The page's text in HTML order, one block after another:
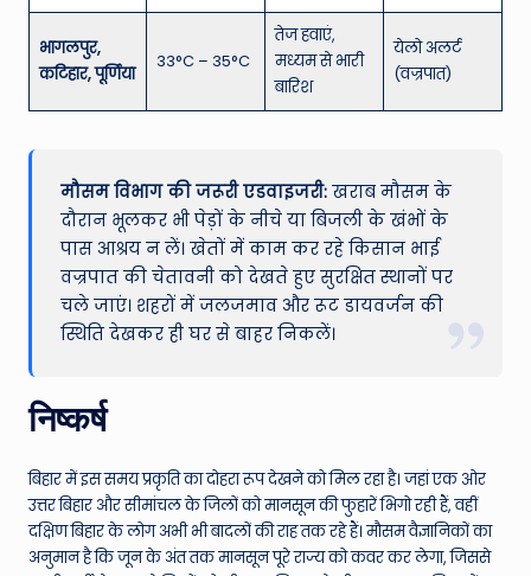
भागलपुर,
कटिहार, पूर्णिया
33°C – 35°C
तेज हवाएं,
मध्यम से भारी
बारिश
येलो अलर्ट
(वज्रपात)
मौसम विभाग की जरूरी एडवाइजरी: खराब मौसम के
दौरान भूलकर भी पेड़ों के नीचे या बिजली के खंभों के
पास आश्रय न लें। खेतों में काम कर रहे किसान भाई
वज्रपात की चेतावनी को देखते हुए सुरक्षित स्थानों पर
चले जाएं। शहरों में जलजमाव और रूट डायवर्जन की
स्थिति देखकर ही घर से बाहर निकलें।
निष्कर्ष
बिहार में इस समय प्रकृति का दोहरा रूप देखने को मिल रहा है। जहां एक ओर
उत्तर बिहार और सीमांचल के जिलों को मानसून की फुहारें भिगो रही हैं, वहीं
दक्षिण बिहार के लोग अभी भी बादलों की राह तक रहे हैं। मौसम वैज्ञानिकों का
अनुमान है कि जून के अंत तक मानसून पूरे राज्य को कवर कर लेगा, जिससे